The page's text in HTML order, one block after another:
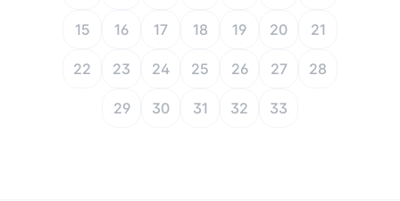
15 16 17 18 19 20 21
22 23 24 25 26 27 28
29 30 31 32 33